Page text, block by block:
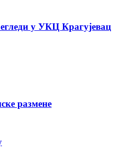
у УКЦ Крагујевац
размене